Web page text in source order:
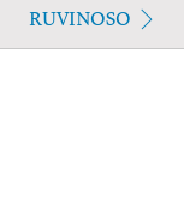
RUVINOSO